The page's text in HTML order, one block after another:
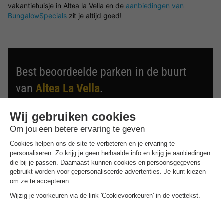
vakantiehuisje in Altea la Vella en de aanbiedingen van
BungalowSpecials zit je altijd goed!
Best beoordeelde parken in de buurt
van Altea La Vella.
Vella die door onze gasten als beste zijn beoordeeld